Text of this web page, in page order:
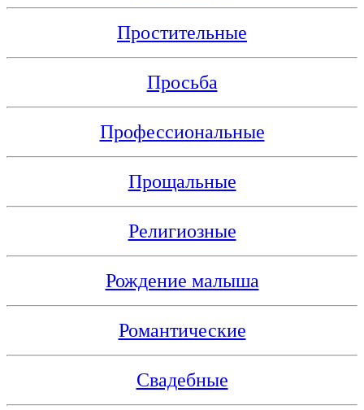
Простительные
Просьба
Профессиональные
Прощальные
Религиозные
Рождение малыша
Романтические
Свадебные